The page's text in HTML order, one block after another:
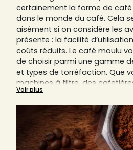
certainement la forme de
dans le monde du café. Cela
aisément si on considère les
présente : la facilité
coûts réduits. Le café moulu
de choisir parmi une gamme
et types de torréfaction. Que
machines à filtre, des
cafetières piston (aussi
French Press) ou autres, le
un composant indispensable.
Nous vous expliquerons sur
bon degré de mouture est
un café parfait.
Voir plus